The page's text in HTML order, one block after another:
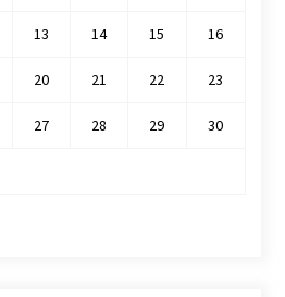
13 14 15 16
20 21 22 23
27 28 29 30